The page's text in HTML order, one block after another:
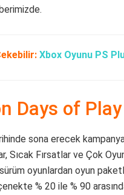
Xbox Oyunu PS
Days of
sona erecek
Sıcak Fırsatlar ve Çok
oyunlardan oyun
% 20 ile % 90